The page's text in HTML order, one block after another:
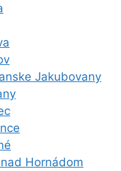
Jakubovany
Hornádom